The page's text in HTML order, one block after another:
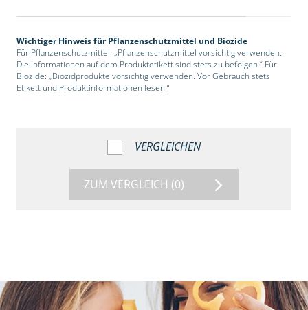
Wichtiger Hinweis für Pflanzenschutzmittel und Biozide
Für Pflanzenschutzmittel: „Pflanzenschutzmittel vorsichtig verwenden.
Die Informationen auf dem Produktetikett sind stets zu befolgen.“ Für
Biozide: „Biozidprodukte vorsichtig verwenden. Vor Gebrauch stets
Etikett und Produktinformationen lesen.“
VERGLEICHEN
ZUM VERGLEICH (0)